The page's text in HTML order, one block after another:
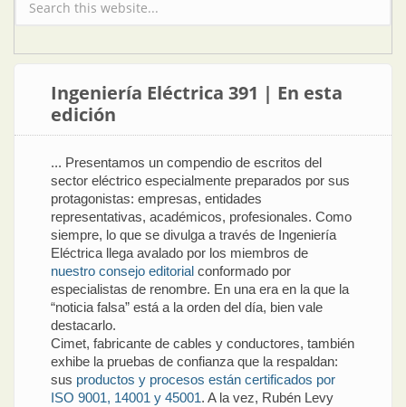
Formulario de búsqueda
Ingeniería Eléctrica 391 | En esta
edición
... Presentamos un compendio de escritos del
sector eléctrico especialmente preparados por sus
protagonistas: empresas, entidades
representativas, académicos, profesionales. Como
siempre, lo que se divulga a través de Ingeniería
Eléctrica llega avalado por los miembros de
nuestro consejo editorial conformado por
especialistas de renombre. En una era en la que la
“noticia falsa” está a la orden del día, bien vale
destacarlo.
Cimet, fabricante de cables y conductores, también
exhibe la pruebas de confianza que la respaldan:
sus productos y procesos están certificados por
ISO 9001, 14001 y 45001. A la vez, Rubén Levy